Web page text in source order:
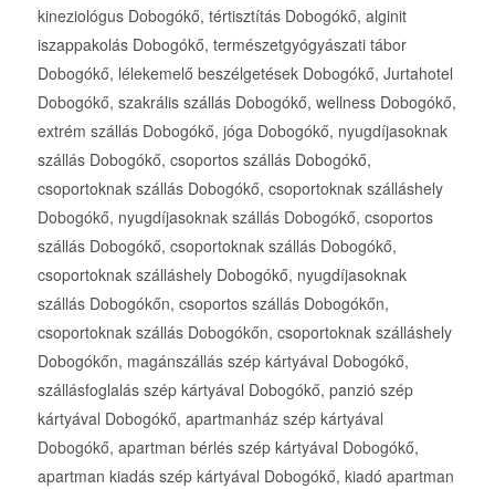
kineziológus Dobogókő, tértisztítás Dobogókő, alginit
iszappakolás Dobogókő, természetgyógyászati tábor
Dobogókő, lélekemelő beszélgetések Dobogókő, Jurtahotel
Dobogókő, szakrális szállás Dobogókő, wellness Dobogókő,
extrém szállás Dobogókő, jóga Dobogókő, nyugdíjasoknak
szállás Dobogókő, csoportos szállás Dobogókő,
csoportoknak szállás Dobogókő, csoportoknak szálláshely
Dobogókő, nyugdíjasoknak szállás Dobogókő, csoportos
szállás Dobogókő, csoportoknak szállás Dobogókő,
csoportoknak szálláshely Dobogókő, nyugdíjasoknak
szállás Dobogókőn, csoportos szállás Dobogókőn,
csoportoknak szállás Dobogókőn, csoportoknak szálláshely
Dobogókőn, magánszállás szép kártyával Dobogókő,
szállásfoglalás szép kártyával Dobogókő, panzió szép
kártyával Dobogókő, apartmanház szép kártyával
Dobogókő, apartman bérlés szép kártyával Dobogókő,
apartman kiadás szép kártyával Dobogókő, kiadó apartman